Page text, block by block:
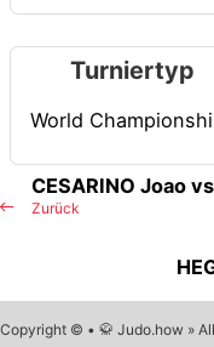
Turniertyp
World
Zurück
CESARINO Joao
Copyright © • 🥋 Judo.how »